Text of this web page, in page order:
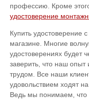
профессию. Кроме
удостоверение
Купить удостоверение
магазине. Многие
удостоверениях будет
заверить, что наш опыт
трудом. Все наши
удовольствием ходят
Ведь мы понимаем, что